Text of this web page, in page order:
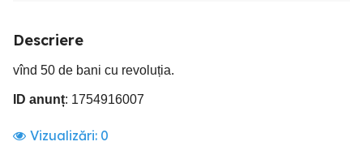
Descriere
vînd 50 de bani cu revoluția.
ID anunț: 1754916007
Vizualizări: 0